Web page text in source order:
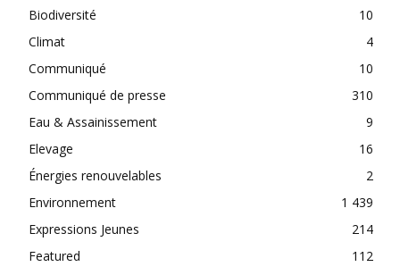
Biodiversité
10
Climat
4
Communiqué
10
Communiqué de presse
310
Eau & Assainissement
9
Elevage
16
Énergies renouvelables
2
Environnement
1 439
Expressions Jeunes
214
Featured
112